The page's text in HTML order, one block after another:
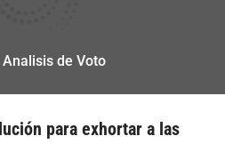
de Voto
para exhortar a las